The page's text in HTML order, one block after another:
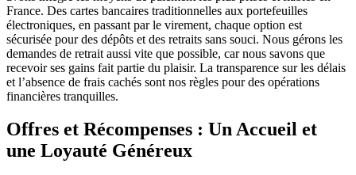
France. Des cartes bancaires traditionnelles aux portefeuilles
électroniques, en passant par le virement, chaque option est
sécurisée pour des dépôts et des retraits sans souci. Nous gérons les
demandes de retrait aussi vite que possible, car nous savons que
recevoir ses gains fait partie du plaisir. La transparence sur les délais
et l’absence de frais cachés sont nos règles pour des opérations
financières tranquilles.
Offres et Récompenses : Un Accueil et
une Loyauté Généreux